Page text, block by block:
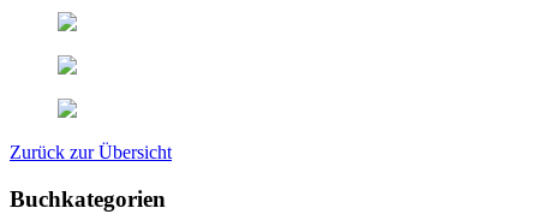
Zurück zur Übersicht
Buchkategorien